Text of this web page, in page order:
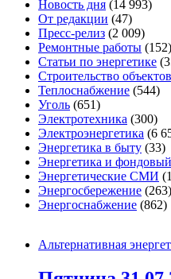
Новость дня (14 993)
От редакции (47)
Пресс-релиз (2 009)
Ремонтные работы (152)
Статьи по энергетике
Строительство
Теплоснабжение (544)
Уголь (651)
Электротехника (300)
Электроэнергетика (6
Энергетика в быту (33)
Энергетика и
Энергетические СМИ
Энергосбережение (263)
Энергоснабжение (862)
Альтернативная